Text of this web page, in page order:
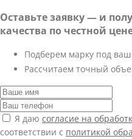
Оставьте заявку — и
качества по честной
Подберем марку под ваш
Рассчитаем точный
Я даю согласие на
соответствии с политикой